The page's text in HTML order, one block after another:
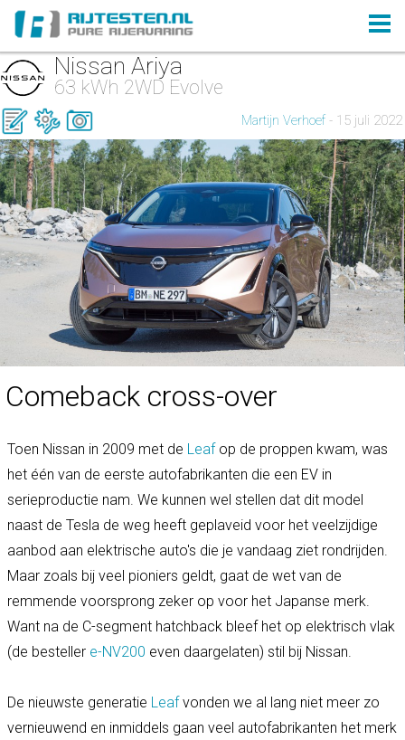
Nissan Ariya
63 kWh 2WD Evolve
Martijn Verhoef - 15 juli 2022
Comeback cross-over
Toen Nissan in 2009 met de Leafop de proppen kwam, was
het één van de eerste autofabrikanten die een EV in
serieproductie nam. We kunnen wel stellen dat dit model
naast de Tesla de weg heeft geplaveid voor het veelzijdige
aanbod aan elektrische auto's die je vandaag ziet rondrijden.
Maar zoals bij veel pioniers geldt, gaat de wet van de
remmende voorsprong zeker op voor het Japanse merk.
Want na de C-segment hatchback bleef het op elektrisch vlak
(de besteller e-NV200 even daargelaten) stil bij Nissan.
De nieuwste generatie Leafvonden we al lang niet meer zo
vernieuwend en inmiddels gaan veel autofabrikanten het merk